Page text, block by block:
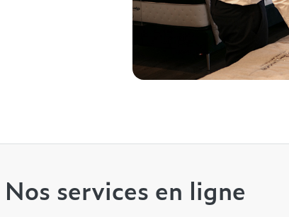
Nos services en ligne